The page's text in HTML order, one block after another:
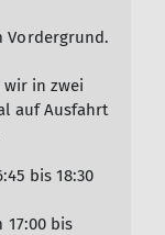
Vordergrund.
in zwei
auf Ausfahrt
bis 18:30
17:00 bis